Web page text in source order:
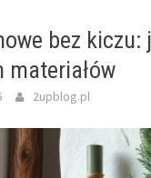
bez
materiałów
2upblog.pl